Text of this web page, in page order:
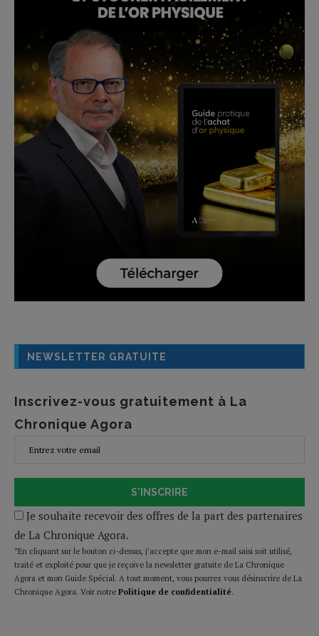
NEWSLETTER GRATUITE
Inscrivez-vous gratuitement à La
Chronique Agora
S'INSCRIRE
Je souhaite recevoir des offres de la part des partenaires
de La Chronique Agora.
*En cliquant sur le bouton ci-dessus, j’accepte que mon e-mail saisi soit utilisé,
traité et exploité pour que je reçoive la newsletter gratuite de La Chronique
Agora et mon Guide Spécial. A tout moment, vous pourrez vous désinscrire de La
Chronique Agora. Voir notre Politique de confidentialité.